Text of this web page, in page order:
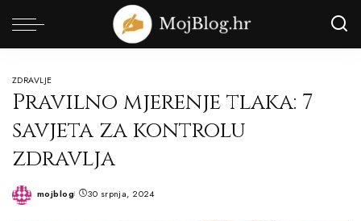
ZDRAVLJE
Pravilno mjerenje tlaka: 7
savjeta za kontrolu
zdravlja
Posted
mojblog 30 srpnja, 2024